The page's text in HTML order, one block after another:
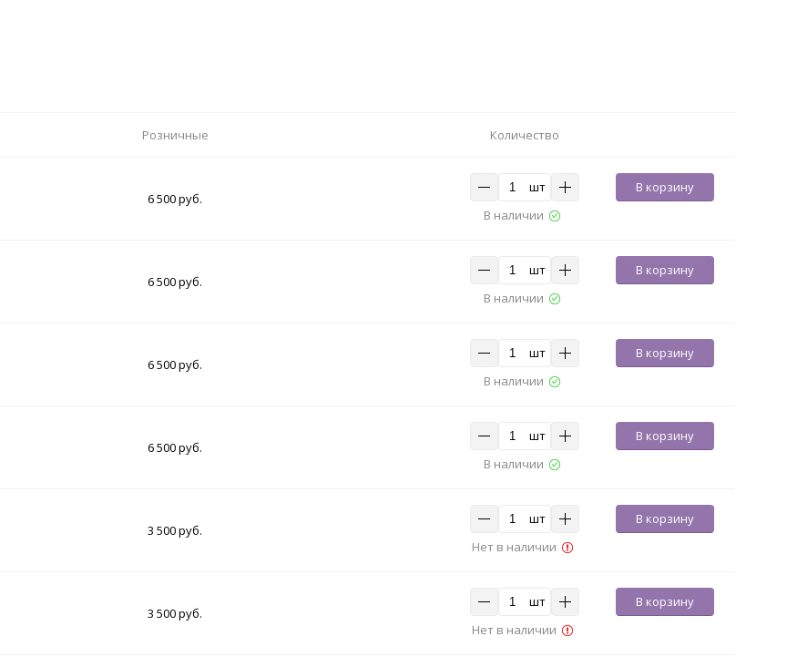
Розничные Количество
6 500 руб.
шт
В корзину
В наличии
6 500 руб.
шт
В корзину
В наличии
6 500 руб.
шт
В корзину
В наличии
6 500 руб.
шт
В корзину
В наличии
3 500 руб.
шт
В корзину
Нет в наличии
3 500 руб.
шт
В корзину
Нет в наличии